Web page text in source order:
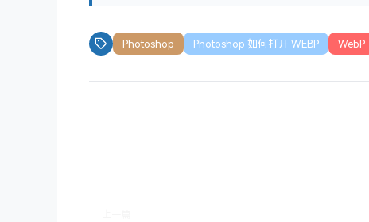
Photoshop Photoshop 如何打开 WEBP WebP